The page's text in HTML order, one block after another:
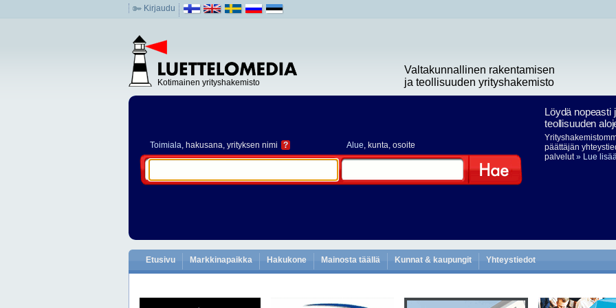
Kirjaudu
Kotimainen yrityshakemisto
Valtakunnallinen rakentamisen
ja teollisuuden yrityshakemisto
Toimiala, hakusana, yrityksen nimi ? Alue, kunta, osoite
Löydä nopeasti
teollisuuden
päättäjän
palvelut» Lue
Etusivu Markkinapaikka Hakukone Mainosta täällä Kunnat & kaupungit Yhteystiedot